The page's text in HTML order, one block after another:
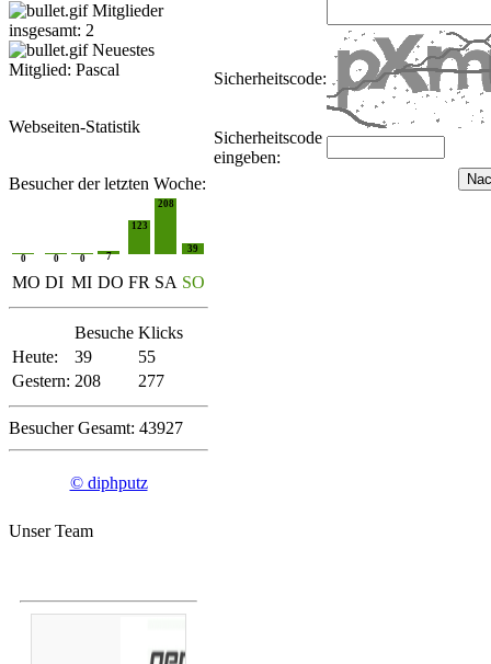
Mitglieder
insgesamt: 2
Neuestes
Mitglied: Pascal
Webseiten-Statistik
Besucher der letzten Woche:
0 0 0 7
123
208
39
MO DI MI DO FR SA SO
Besuche Klicks
Heute:
39
55
Gestern: 208 277
Besucher Gesamt: 43927
© diphputz
Unser Team
Sicherheitscode:
Sicherheitscode
eingeben: